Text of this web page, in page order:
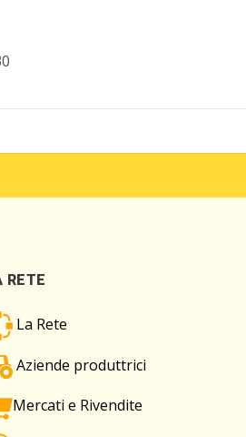
RETE
La Rete
Aziende produttrici
Mercati e Rivendite